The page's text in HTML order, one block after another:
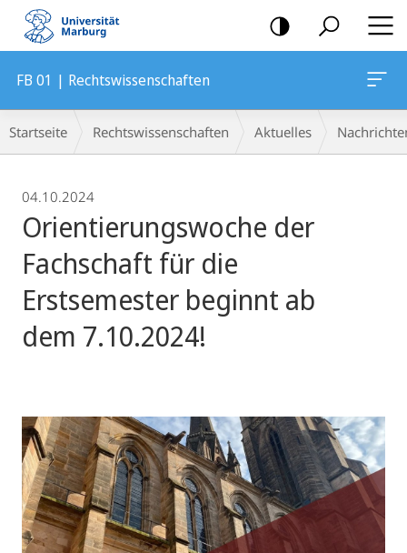
Mobile-
Navigation
FB 01 | Rechtswissenschaften
Breadcrumb-
Navigation
Startseite Rechtswissenschaften Aktuelles
04.10.2024
Orientierungswoche der
Fachschaft für die
Erstsemester beginnt ab
dem 7.10.2024!